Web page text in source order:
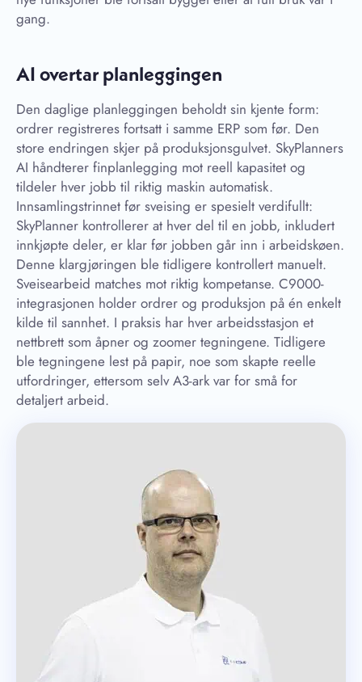
gang.
AI overtar planleggingen
Den daglige planleggingen beholdt sin kjente form:
ordrer registreres fortsatt i samme ERP som før. Den
store endringen skjer på produksjonsgulvet. SkyPlanners
AI håndterer finplanlegging mot reell kapasitet og
tildeler hver jobb til riktig maskin automatisk.
Innsamlingstrinnet før sveising er spesielt verdifullt:
SkyPlanner kontrollerer at hver del til en jobb, inkludert
innkjøpte deler, er klar før jobben går inn i arbeidskøen.
Denne klargjøringen ble tidligere kontrollert manuelt.
Sveisearbeid matches mot riktig kompetanse. C9000-
integrasjonen holder ordrer og produksjon på én enkelt
kilde til sannhet. I praksis har hver arbeidsstasjon et
nettbrett som åpner og zoomer tegningene. Tidligere
ble tegningene lest på papir, noe som skapte reelle
utfordringer, ettersom selv A3-ark var for små for
detaljert arbeid.